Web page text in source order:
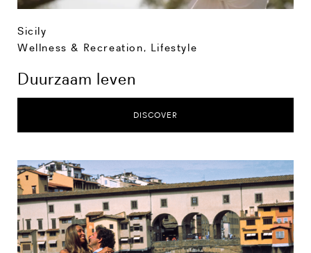
Sicily
Wellness & Recreation, Lifestyle
Duurzaam leven
DISCOVER